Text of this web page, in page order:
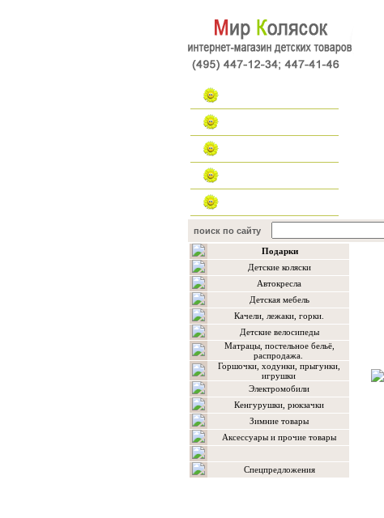
поиск по сайту
Подарки
Детские коляски
Автокресла
Детская мебель
Качели, лежаки, горки.
Детские велосипеды
Матрацы, постельное бельё,
распродажа.
Горшочки, ходунки, прыгунки,
игрушки
Электромобили
Кенгурушки, рюкзачки
Зимние товары
Аксессуары и прочие товары
Спецпредложения